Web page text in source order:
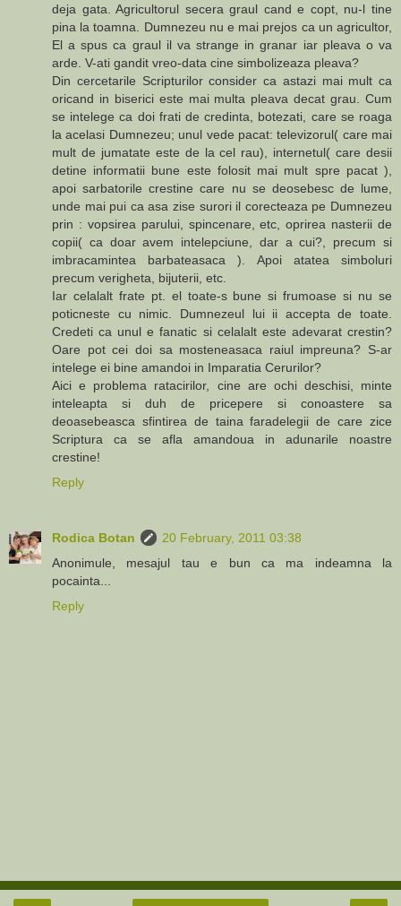
deja gata. Agricultorul secera graul cand e copt, nu-l tine
pina la toamna. Dumnezeu nu e mai prejos ca un agricultor,
El a spus ca graul il va strange in granar iar pleava o va
arde. V-ati gandit vreo-data cine simbolizeaza pleava?
Din cercetarile Scripturilor consider ca astazi mai mult ca
oricand in biserici este mai multa pleava decat grau. Cum
se intelege ca doi frati de credinta, botezati, care se roaga
la acelasi Dumnezeu; unul vede pacat: televizorul( care mai
mult de jumatate este de la cel rau), internetul( care desii
detine informatii bune este folosit mai mult spre pacat ),
apoi sarbatorile crestine care nu se deosebesc de lume,
unde mai pui ca asa zise surori il corecteaza pe Dumnezeu
prin : vopsirea parului, spincenare, etc, oprirea nasterii de
copii( ca doar avem intelepciune, dar a cui?, precum si
imbracamintea barbateasaca ). Apoi atatea simboluri
precum verigheta, bijuterii, etc.
Iar celalalt frate pt. el toate-s bune si frumoase si nu se
poticneste cu nimic. Dumnezeul lui ii accepta de toate.
Credeti ca unul e fanatic si celalalt este adevarat crestin?
Oare pot cei doi sa mosteneasaca raiul impreuna? S-ar
intelege ei bine amandoi in Imparatia Cerurilor?
Aici e problema ratacirilor, cine are ochi deschisi, minte
inteleapta si duh de pricepere si conoastere sa
deoasebeasca sfintirea de taina faradelegii de care zice
Scriptura ca se afla amandoua in adunarile noastre
crestine!
Reply
Rodica Botan
20 February, 2011 03:38
Anonimule, mesajul tau e bun ca ma indeamna la
pocainta...
Reply